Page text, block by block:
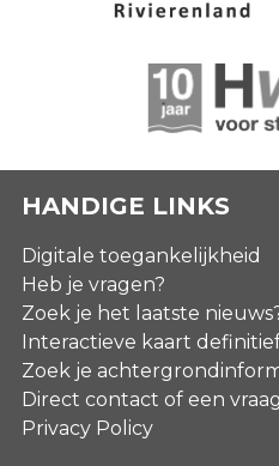
HANDIGE LINKS
Digitale toegankelijkheid
Heb je vragen?
Zoek je het laatste
Interactieve kaart
Zoek je
Direct contact of een
Privacy Policy